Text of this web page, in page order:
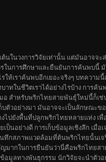
นในวงการวิจัยเท่านั้น แต่มันอาจจะ
ในการศึกษาและยืนยันการค้นพบนี้ มั
ให้เราค้นพบอีกเยอะจริงๆ บทความนี้
ในชีวิตเราได้อย่างไรบ้าง การค้น
อ สำหรับพริกไทยสายพันธุ์ใหม่นี้ก็เ
บตัวอย่างมา มันอาจจะเป็นลักษณะขอ
ไปยังพื้นที่ปลูกพริกไทยหลายแห่ง เ
นอย่างดี การเก็บข้อมูลเชิงลึก เมื่อ
ทึกสภาพแวดล้อมที่ต้นพริกไทยนั้นเจ
มากในการยืนยันว่านี่คือพริกไทยส
อมูลทางพันธุกรรม นักวิจัยจะนำตัวอ